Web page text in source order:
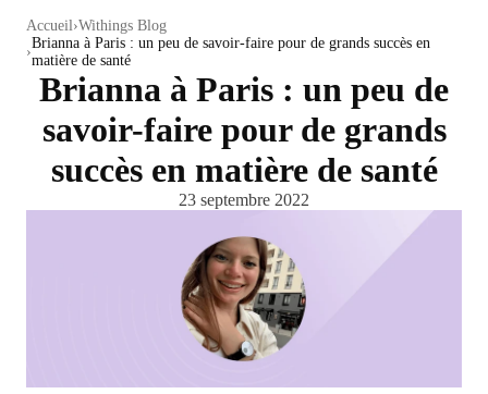
Accueil Withings Blog
Brianna à Paris : un peu de savoir-faire pour de grands succès en
matière de santé
Brianna à Paris : un peu de
savoir-faire pour de grands
succès en matière de santé
23 septembre 2022